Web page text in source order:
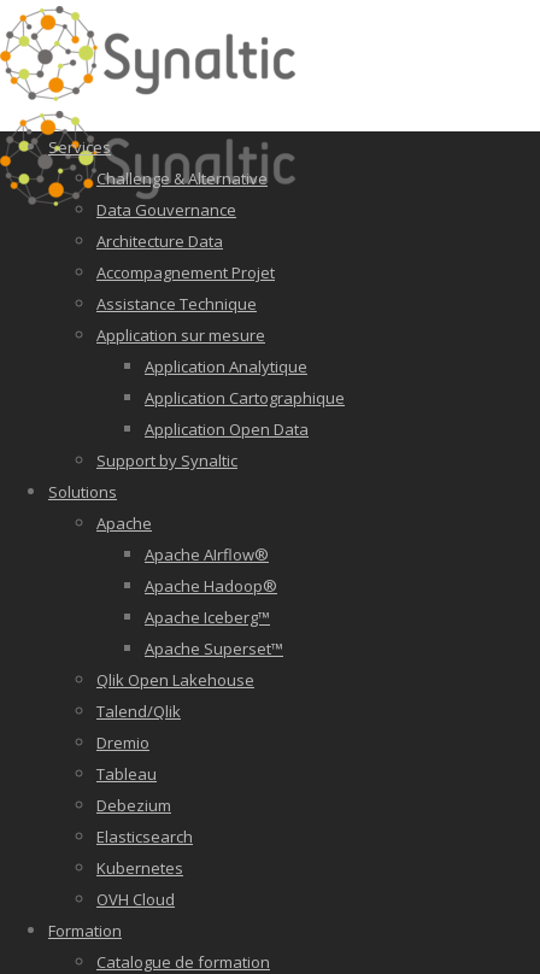
Services
Challenge & Alternative
Data Gouvernance
Architecture Data
Accompagnement Projet
Assistance Technique
Application sur mesure
Application Analytique
Application Cartographique
Application Open Data
Support by Synaltic
Solutions
Apache
Apache AIrflow®
Apache Hadoop®
Apache Iceberg™
Apache Superset™
Qlik Open Lakehouse
Talend/Qlik
Dremio
Tableau
Debezium
Elasticsearch
Kubernetes
OVH Cloud
Formation
Catalogue de formation